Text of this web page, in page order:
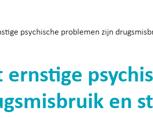
psychische problemen zijn
en